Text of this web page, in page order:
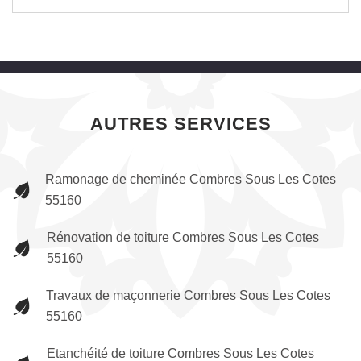
AUTRES SERVICES
Ramonage de cheminée Combres Sous Les Cotes
55160
Rénovation de toiture Combres Sous Les Cotes
55160
Travaux de maçonnerie Combres Sous Les Cotes
55160
Etanchéité de toiture Combres Sous Les Cotes